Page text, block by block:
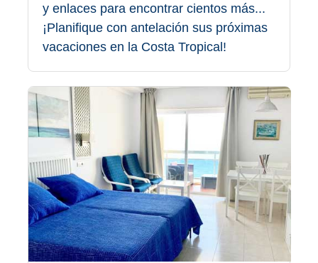
CERCANOS
Caminito del Rey
El Torcal de Antequera
Parqe AquaTropic
LOS
MEJORES
y enlaces para encontrar cientos más...
¡Planifique con antelación sus próximas
vacaciones en la Costa Tropical!